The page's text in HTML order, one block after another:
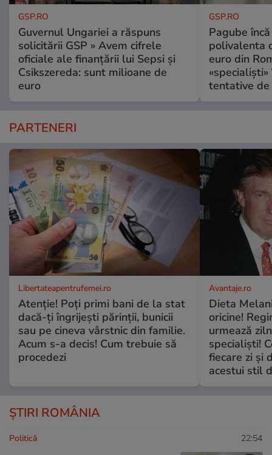
GSP.RO
Guvernul Ungariei a răspuns
solicitării GSP » Avem cifrele
oficiale ale finanțării lui Sepsi și
Csikszereda: sunt milioane de
euro
GSP.RO
Pagube
polivalenta
euro din
tentative de
PARTENERI
Libertateapentrufemei.ro
Atenție! Poți primi bani de la stat
dacă-ți îngrijești părinții, bunicii
sau pe cineva vârstnic din familie.
Acum s-a decis! Cum trebuie să
procedezi
Avantaje.ro
Dieta
oricine!
urmează
specialiști!
fiecare zi și
acestui stil
ȘTIRI ROMÂNIA
Politică 22:54